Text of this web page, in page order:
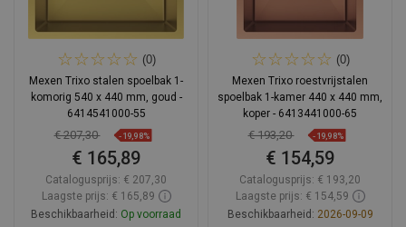
(0)
Mexen Trixo stalen spoelbak 1-
komorig 540 x 440 mm, goud -
6414541000-55
€ 207,30 -19,98%
€ 165,89
Catalogusprijs: € 207,30
Laagste prijs: € 165,89
Beschikbaarheid: Op voorraad
(0)
Mexen Trixo roestvrijstalen
spoelbak 1-kamer 440 x 440 mm,
koper - 6413441000-65
€ 193,20 -19,98%
€ 154,59
Catalogusprijs: € 193,20
Laagste prijs: € 154,59
Beschikbaarheid: 2026-09-09